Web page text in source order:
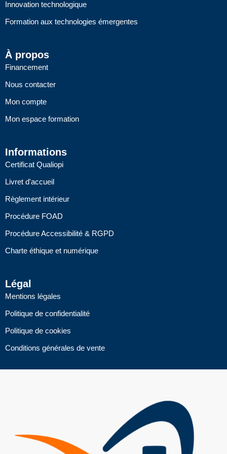
n
e
Innovation technologique
Formation aux technologies émergentes
À propos
Financement
Nous contacter
Mon compte
Mon espace formation
Informations
Certificat Qualiopi
Livret d'accueil
Règlement intérieur
Procédure FOAD
Procédure Accessibilité & RGPD
Charte éthique et numérique
Légal
Mentions légales
Politique de confidentialité
Politique de cookies
Conditions générales de vente